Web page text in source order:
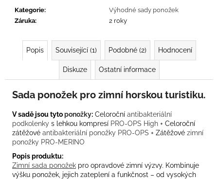
Kategorie:
Výhodné sady ponožek
Záruka: 2 roky
Popis Související (1) Podobné (2) Hodnocení
Diskuze Ostatní informace
Sada ponožek pro zimní horskou turistiku.
V sadě jsou tytoponožky: Celoroční antibakteriální
podkolenky s lehkou kompresí PRO-OPS High + Celoroční
zátěžové antibakteriální ponožky PRO-OPS + Zátěžové zimní
ponožky PRO-MERINO
Popis produktu:
Zimní sada ponožek pro opravdové zimní výzvy. Kombinuje
výšku ponožek, jejich zateplení a funkčnost – od vysokých
Kč